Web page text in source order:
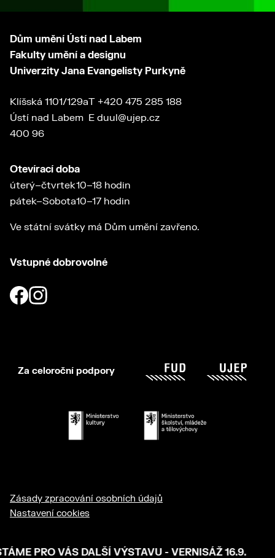
PRO VÁS DALŠÍ VÝSTAVU - VERNISÁŽ 16.9.
Dům umění Ústí nad Labem
Fakulty umění a designu
Univerzity Jana Evangelisty Purkyně
Klíšská 1101/129a
Ústí nad Labem
400 96
T +420 475 285 188
E duul@ujep.cz
Otevírací doba
úterý–čtvrtek
pátek–Sobota
10–18 hodin
10–17 hodin
Ve státní svátky má Dům umění zavřeno.
Vstupné dobrovolné
Za celoroční podpory
Zásady zpracování osobních údajů
Nastavení cookies